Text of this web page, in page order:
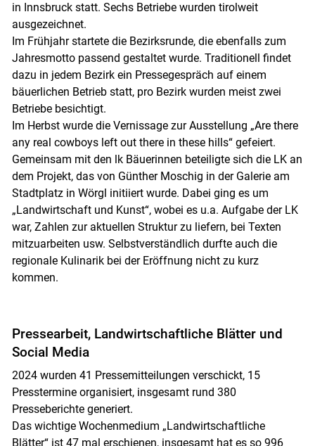
in Innsbruck statt. Sechs Betriebe wurden tirolweit
ausgezeichnet.
Im Frühjahr startete die Bezirksrunde, die ebenfalls zum
Jahresmotto passend gestaltet wurde. Traditionell findet
dazu in jedem Bezirk ein Pressegespräch auf einem
bäuerlichen Betrieb statt, pro Bezirk wurden meist zwei
Betriebe besichtigt.
Im Herbst wurde die Vernissage zur Ausstellung „Are there
any real cowboys left out there in these hills“ gefeiert.
Gemeinsam mit den lk Bäuerinnen beteiligte sich die LK an
dem Projekt, das von Günther Moschig in der Galerie am
Stadtplatz in Wörgl initiiert wurde. Dabei ging es um
„Landwirtschaft und Kunst“, wobei es u.a. Aufgabe der LK
war, Zahlen zur aktuellen Struktur zu liefern, bei Texten
mitzuarbeiten usw. Selbstverständlich durfte auch die
regionale Kulinarik bei der Eröffnung nicht zu kurz
kommen.
Pressearbeit, Landwirtschaftliche Blätter und
Social Media
2024 wurden 41 Pressemitteilungen verschickt, 15
Presstermine organisiert, insgesamt rund 380
Presseberichte generiert.
Das wichtige Wochenmedium „Landwirtschaftliche
Blätter“ ist 47 mal erschienen, insgesamt hat es so 996